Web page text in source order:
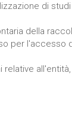
di
della
per l'accesso
all'entità,